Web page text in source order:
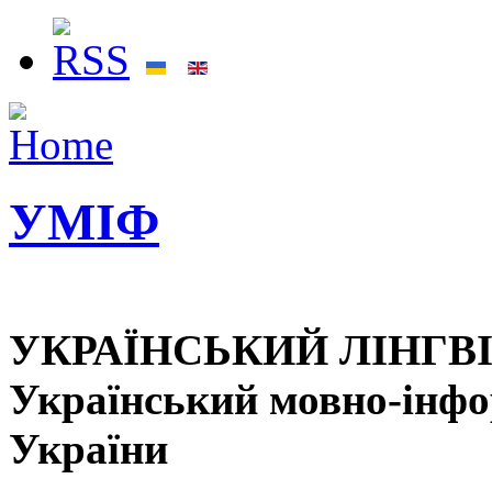
УМІФ
УКРАЇНСЬКИЙ
Український мовно-
України